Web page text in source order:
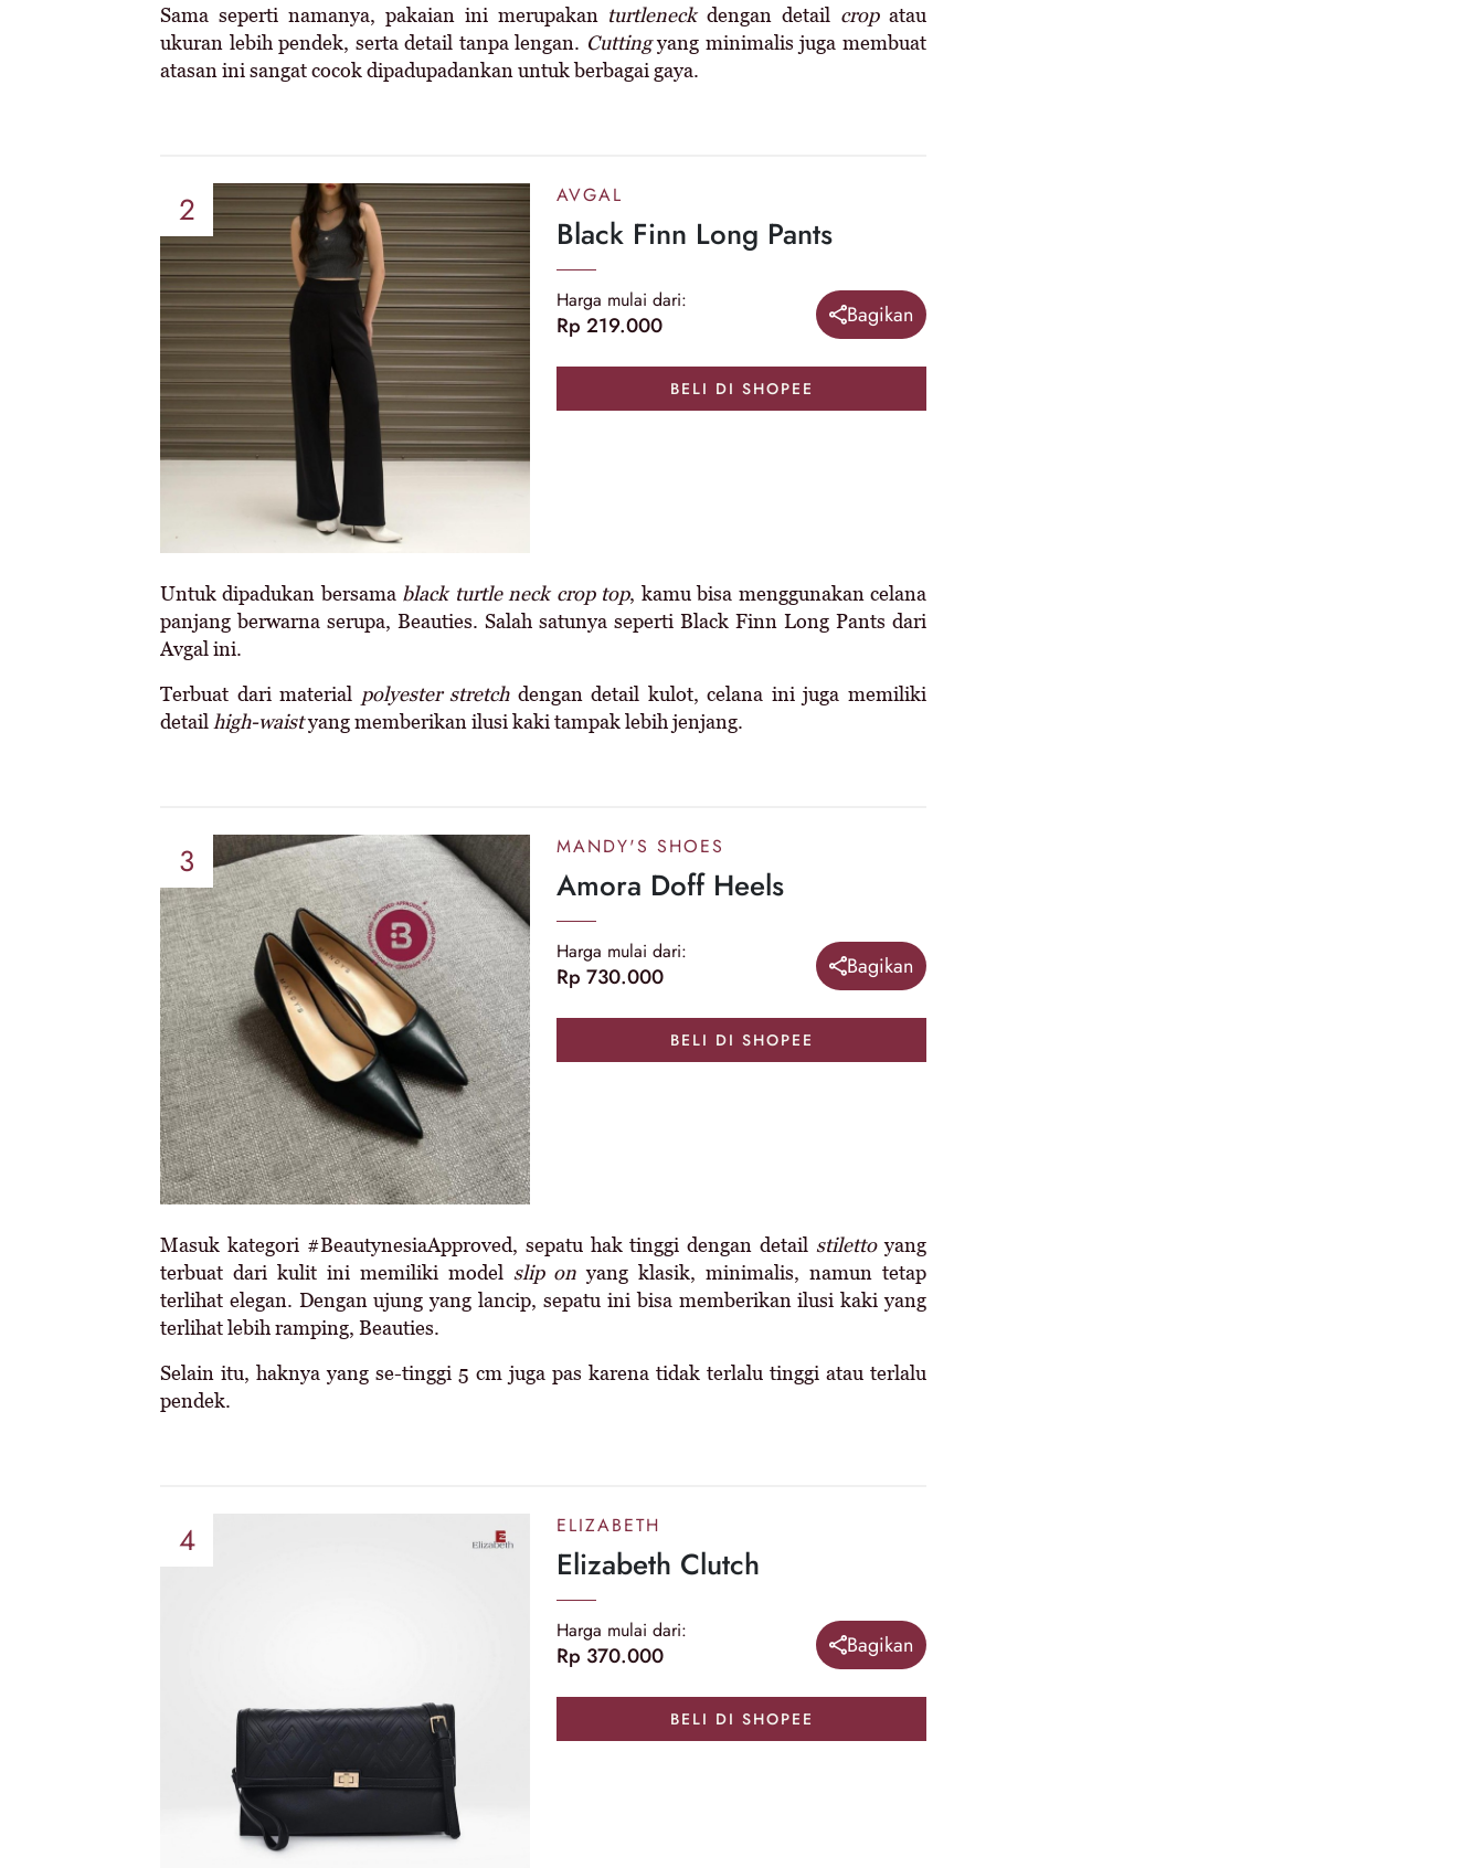
Sama seperti namanya, pakaian ini merupakan turtleneckdengan detail cropatau
ukuran lebih pendek, serta detail tanpa lengan. Cuttingyang minimalis juga membuat
atasan ini sangat cocok dipadupadankan untuk berbagai gaya.
2 AVGAL
Black Finn Long Pants
Harga mulai dari:
Rp 219.000 Bagikan
BELI DI SHOPEE
Untuk dipadukan bersama black turtle neck crop top, kamu bisa menggunakan celana
panjang berwarna serupa, Beauties. Salah satunya seperti Black Finn Long Pants dari
Avgal ini.
Terbuat dari material polyester stretchdengan detail kulot, celana ini juga memiliki
detailhigh-waistyang memberikan ilusi kaki tampak lebih jenjang.
3 MANDY'S SHOES
Amora Doff Heels
Harga mulai dari:
Rp 730.000 Bagikan
BELI DI SHOPEE
Masuk kategori #BeautynesiaApproved, sepatu hak tinggi dengan detailstilettoyang
terbuat dari kulit ini memiliki model slip on yang klasik, minimalis, namun tetap
terlihat elegan. Dengan ujung yang lancip, sepatu ini bisa memberikan ilusi kaki yang
terlihat lebih ramping, Beauties.
Selain itu, haknya yang se-tinggi 5 cm juga pas karena tidak terlalu tinggi atau terlalu
pendek.
4 ELIZABETH
Elizabeth Clutch
Harga mulai dari:
Rp 370.000 Bagikan
BELI DI SHOPEE